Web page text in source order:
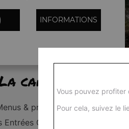
INFORMATIONS
carte
& promos
Entrées Grillades
Vous pouvez profiter
Pour cela, suivez le